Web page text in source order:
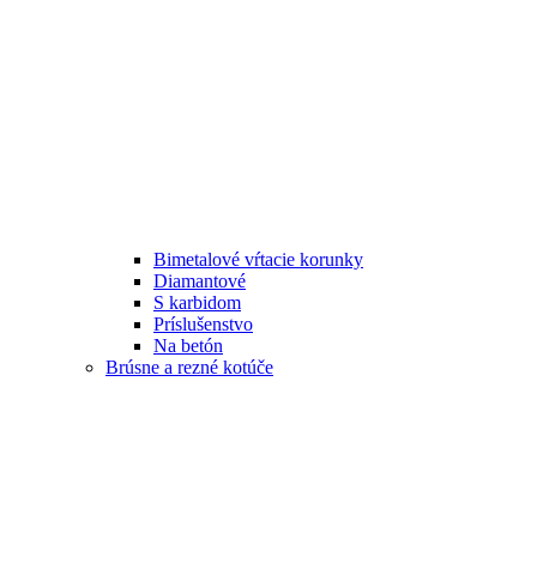
Bimetalové vŕtacie korunky
Diamantové
S karbidom
Príslušenstvo
Na betón
Brúsne a rezné kotúče